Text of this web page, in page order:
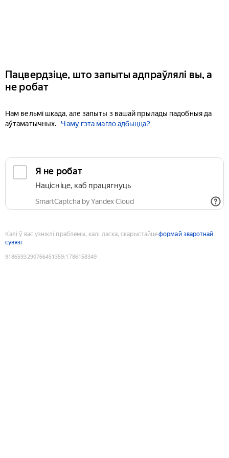
Пацвердзіце, што запыты адпраўлялі вы, а
не робат
Нам вельмі шкада, але запыты з вашай прылады падобныя да
аўтаматычных.
Чаму гэта магло адбыцца?
Я не робат
Націсніце, каб працягнуць
SmartCaptcha by Yandex Cloud
Калі ў вас узніклі праблемы, калі ласка, скарыстайцеформай зваротнай
сувязі
9186593290766451359:1786158349